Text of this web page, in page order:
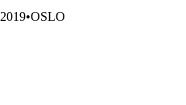
2019•OSLO